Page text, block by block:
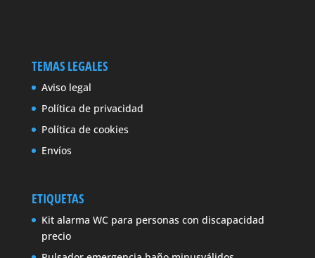
TEMAS LEGALES
Aviso legal
Política de privacidad
Política de cookies
Envíos
ETIQUETAS
Kit alarma WC para personas con discapacidad
precio